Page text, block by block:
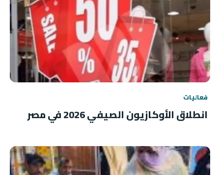
فعاليات
انطلاق الأوكازيون الصيفي 2026 في مصر